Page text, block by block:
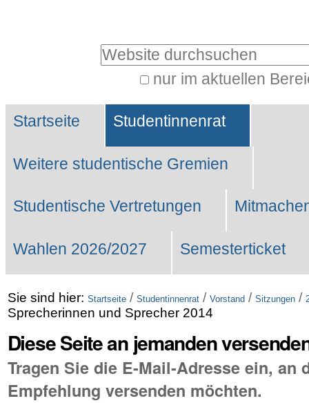
Website durchsuchen
nur im aktuellen
Suche…
Sektionen
Startseite Studentinnenrat
Weitere studentische Gremien
Studentische Vertretungen
Wahlen 2026/2027 Semesterticket
Sie sind hier: Startseite / Studentinnenrat / Vorstand / Sitzungen /
Sprecherinnen und Sprecher 2014
Diese Seite an jemanden
Tragen Sie die E-Mail-Adresse ein, an
Empfehlung versenden möchten.